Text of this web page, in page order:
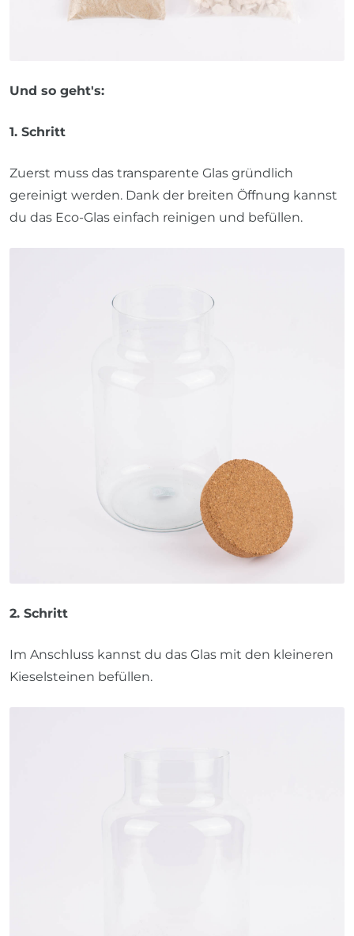
Und so geht's:
1. Schritt
Zuerst muss das transparente Glas gründlich
gereinigt werden. Dank der breiten Öffnung kannst
du das Eco-Glas einfach reinigen und befüllen.
2. Schritt
Im Anschluss kannst du das Glas mit den kleineren
Kieselsteinen befüllen.